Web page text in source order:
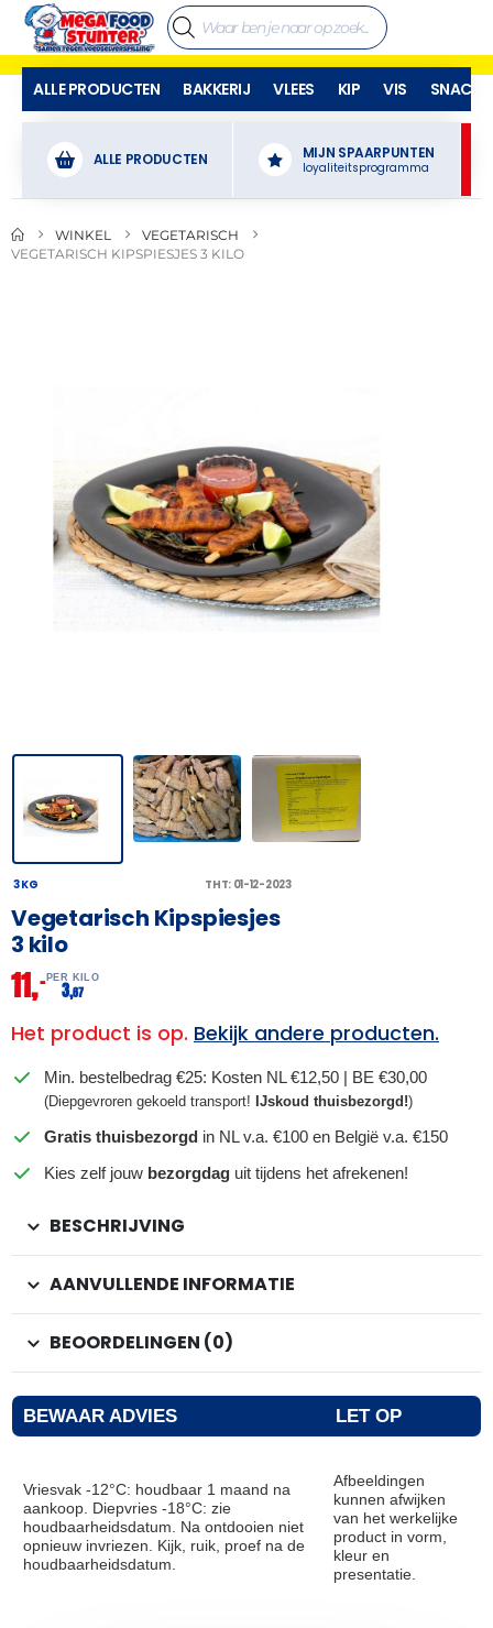
ALLE PRODUCTEN BAKKERIJ VLEES KIP VIS SNACKS
ALLE PRODUCTEN MIJN SPAARPUNTEN
loyaliteitsprogramma
WINKEL
VEGETARISCH
VEGETARISCH KIPSPIESJES 3 KILO
3 KG THT: 01-12-2023
Vegetarisch Kipspiesjes
3 kilo
11,– PER KILO
3,67
Het product is op. Bekijk andere producten.
Min. bestelbedrag €25: Kosten NL €12,50 | BE €30,00
(Diepgevroren gekoeld transport! IJskoud thuisbezorgd!)
Gratis thuisbezorgd in NL v.a. €100 en België v.a. €150
Kies zelf jouw bezorgdag uit tijdens het afrekenen!
BESCHRIJVING
AANVULLENDE INFORMATIE
BEOORDELINGEN (0)
BEWAAR ADVIES LET OP
Vriesvak -12°C: houdbaar 1 maand na
aankoop. Diepvries -18°C: zie
houdbaarheidsdatum. Na ontdooien niet
opnieuw invriezen. Kijk, ruik, proef na de
houdbaarheidsdatum.
Afbeeldingen
kunnen afwijken
van het werkelijke
product in vorm,
kleur en
presentatie.